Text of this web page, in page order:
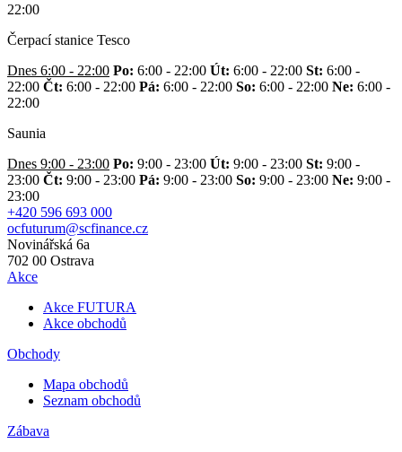
22:00
Čerpací stanice Tesco
Dnes 6:00 - 22:00 Po: 6:00 - 22:00 Út: 6:00 - 22:00 St: 6:00 -
22:00 Čt: 6:00 - 22:00 Pá: 6:00 - 22:00 So: 6:00 - 22:00 Ne: 6:00 -
22:00
Saunia
Dnes 9:00 - 23:00 Po: 9:00 - 23:00 Út: 9:00 - 23:00 St: 9:00 -
23:00 Čt: 9:00 - 23:00 Pá: 9:00 - 23:00 So: 9:00 - 23:00 Ne: 9:00 -
23:00
+420 596 693 000
ocfuturum@scfinance.cz
Novinářská 6a
702 00 Ostrava
Akce
Akce FUTURA
Akce obchodů
Obchody
Mapa obchodů
Seznam obchodů
Zábava